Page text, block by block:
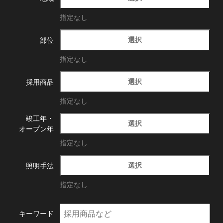
指定なし
部位 選択
指定なし
採用商品 選択
指定なし
竣工年・
オープン年
選択
指定なし
照明手法 選択
指定なし
キーワード